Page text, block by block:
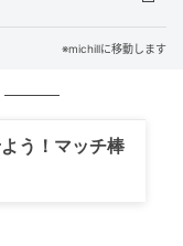
※michillに移動します
う！マッチ棒